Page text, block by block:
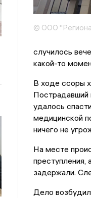
© ООО
случилось
какой-то
В ходе ссоры
Пострадавший
удалось
медицинской
ничего не
На месте
задержали.
Дело